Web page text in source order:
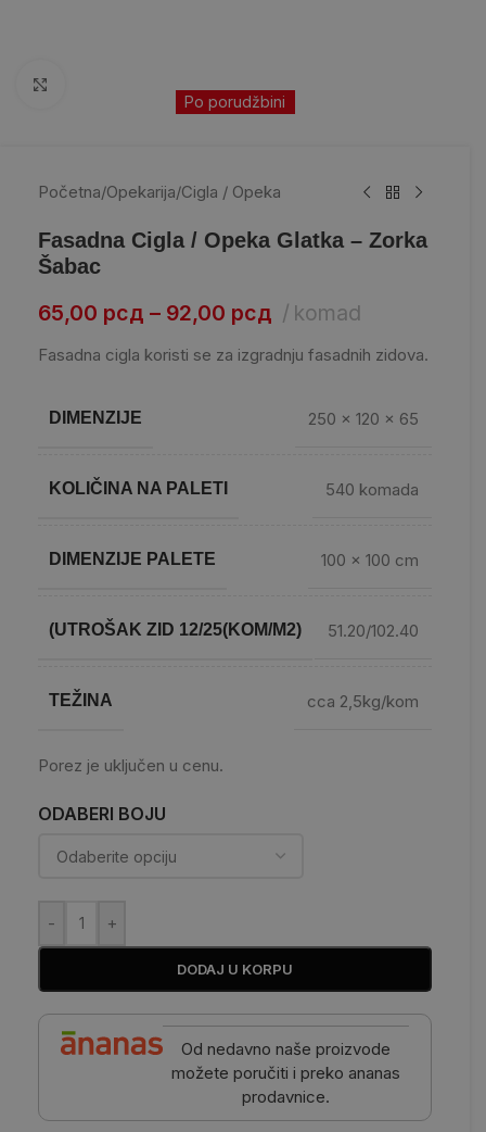
Po porudžbini
Početna/Opekarija/Cigla / Opeka
Fasadna Cigla / Opeka Glatka – Zorka
Šabac
65,00 рсд – 92,00 рсд komad
Fasadna cigla koristi se za izgradnju fasadnih zidova.
DIMENZIJE 250 x 120 x 65
KOLIČINA NA PALETI 540 komada
DIMENZIJE PALETE 100 x 100 cm
(UTROŠAK ZID 12/25(KOM/M2) 51.20/102.40
TEŽINA cca 2,5kg/kom
Porez je uključen u cenu.
ODABERI BOJU
- +
DODAJ U KORPU
Od nedavno naše proizvode
možete poručiti i preko ananas
prodavnice.